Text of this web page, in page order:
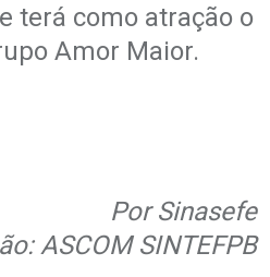
terá como atração o
Amor Maior.
Por Sinasefe
ASCOM SINTEFPB